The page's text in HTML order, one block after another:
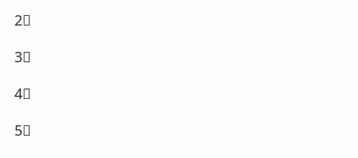
2⃣
3⃣
4⃣
5⃣